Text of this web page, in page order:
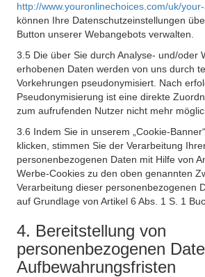
http://www.youronlinechoices.com/uk/
können Ihre Datenschutzeinstellungen
Button unserer Webangebots verwalten.
3.5 Die über Sie durch Analyse- und/oder
erhobenen Daten werden von uns durch
Vorkehrungen pseudonymisiert. Nach
Pseudonymisierung ist eine direkte
zum aufrufenden Nutzer nicht mehr
3.6 Indem Sie in unserem „Cookie-
klicken, stimmen Sie der Verarbeitung
personenbezogenen Daten mit Hilfe von
Werbe-Cookies zu den oben genannten
Verarbeitung dieser personenbezogenen
auf Grundlage von Artikel 6 Abs. 1 S. 1
4. Bereitstellung von
personenbezogenen
Aufbewahrungsfristen